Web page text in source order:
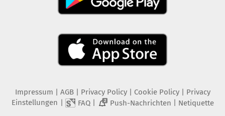
Impressum | AGB | Privacy Policy| Cookie Policy| Privacy
Einstellungen | FAQ| 2 Push-Nachrichten | Netiquette